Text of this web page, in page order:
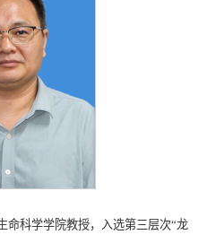
命科学学院教授，入选第三层次“龙